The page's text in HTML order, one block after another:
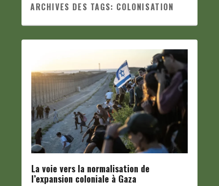
ARCHIVES DES TAGS: COLONISATION
La voie vers la normalisation de
l’expansion coloniale à Gaza